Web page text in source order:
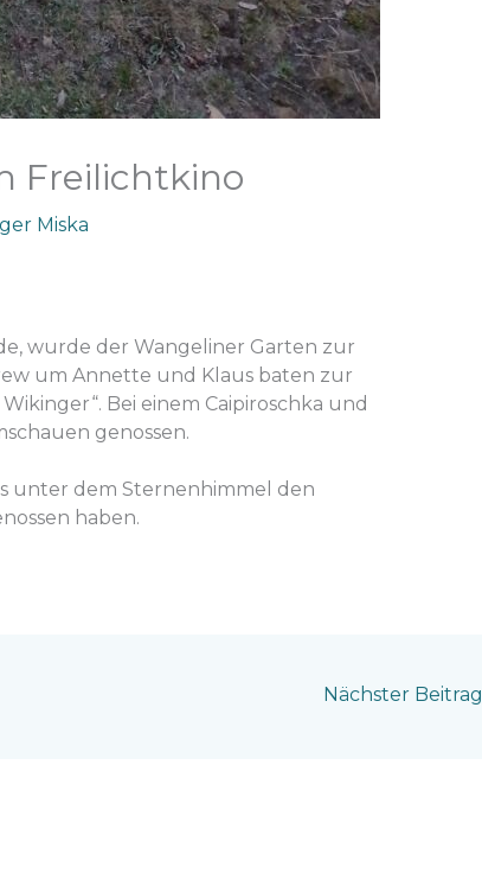
Freilichtkino
Miska
wurde der Wangeliner Garten zur
um Annette und Klaus baten zur
Bei einem Caipiroschka und
genossen.
unter dem Sternenhimmel den
haben.
Nächster Beitrag